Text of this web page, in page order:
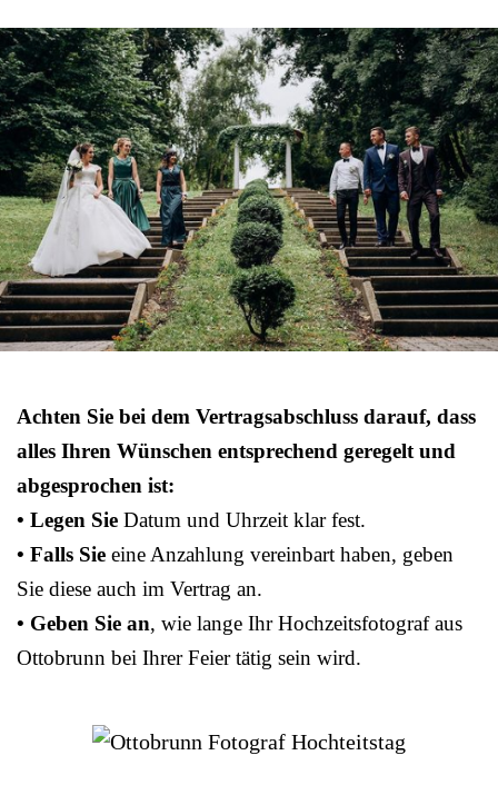
Achten Sie bei dem Vertragsabschluss darauf, dass
alles Ihren Wünschen entsprechend geregelt und
abgesprochen ist:
• Legen Sie Datum und Uhrzeit klar fest.
• Falls Sie eine Anzahlung vereinbart haben, geben
Sie diese auch im Vertrag an.
• Geben Sie an, wie lange Ihr Hochzeitsfotograf aus
Ottobrunn bei Ihrer Feier tätig sein wird.